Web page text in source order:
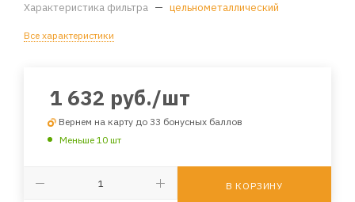
Характеристика фильтра — цельнометаллический
Все характеристики
1 632 руб./шт
Вернем на карту до 33 бонусных баллов
Меньше 10 шт
В КОРЗИНУ